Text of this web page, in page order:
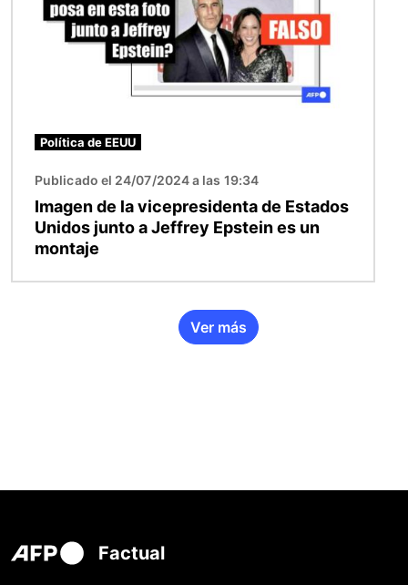
Política de EEUU
Publicado el 24/07/2024 a las 19:34
Imagen de la vicepresidenta de Estados
Unidos junto a Jeffrey Epstein es un
montaje
Ver más
Factual